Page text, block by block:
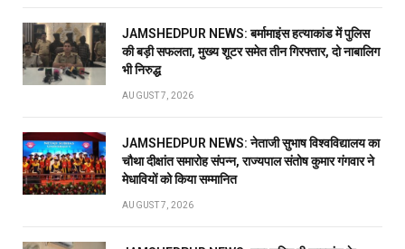
JAMSHEDPUR NEWS: बर्मामाइंस हत्याकांड में पुलिस
की बड़ी सफलता, मुख्य शूटर समेत तीन गिरफ्तार, दो नाबालिग
भी निरुद्ध
AUGUST 7, 2026
JAMSHEDPUR NEWS: नेताजी सुभाष विश्वविद्यालय का
चौथा दीक्षांत समारोह संपन्न, राज्यपाल संतोष कुमार गंगवार ने
मेधावियों को किया सम्मानित
AUGUST 7, 2026